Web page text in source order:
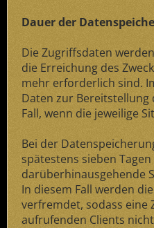
Dauer der
Die Zugriffsdaten
die Erreichung des
mehr erforderlich sind.
Daten zur Bereitstellung
Fall, wenn die jeweilige
Bei der
spätestens sieben Tagen
darüberhinausgehende
In diesem Fall werden
verfremdet, sodass eine
aufrufenden Clients